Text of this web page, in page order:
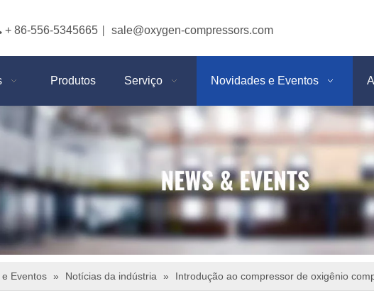
+ 86-556-5345665 sale@oxygen-compressors.com
Produtos Serviço Novidades e Eventos
Eventos » Notícias da indústria » Introdução ao compressor de oxigênio